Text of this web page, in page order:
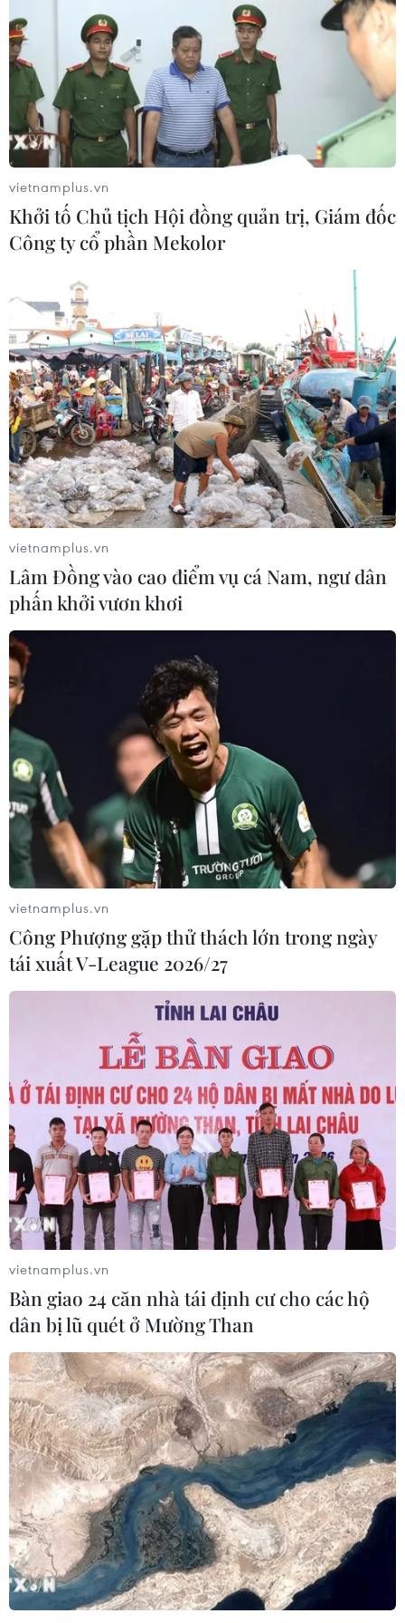
TIN CÙNG CHUYÊN MỤC
Kinh nghiệm Đổi mới của Việt Nam
hỗ trợ Lào xây dựng nền kinh tế độc
lập, tự chủ
06/08/2026 15:32
Thư mừng kỷ niệm 50 năm quan hệ
vietnamplus.vn
Khởi tố Chủ tịch Hội đồng quản trị, Giám đốc
Công ty cổ phần Mekolor
vietnamplus.vn
Lâm Đồng vào cao điểm vụ cá Nam, ngư dân
phấn khởi vươn khơi
vietnamplus.vn
Công Phượng gặp thử thách lớn trong ngày
tái xuất V-League 2026/27
vietnamplus.vn
Bàn giao 24 căn nhà tái định cư cho các hộ
dân bị lũ quét ở Mường Than